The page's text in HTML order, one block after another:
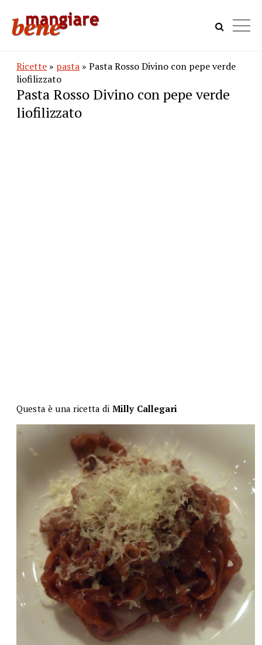
Ricette » pasta » Pasta Rosso Divino con pepe verde
liofilizzato
Pasta Rosso Divino con pepe verde
liofilizzato
Questa è una ricetta di Milly Callegari